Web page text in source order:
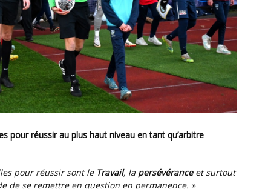
pour réussir sont le travail, la persévéranceet surtout
de se remettre en question en permanence. »